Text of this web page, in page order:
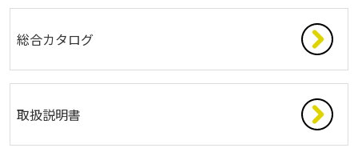
総合カタログ
取扱説明書